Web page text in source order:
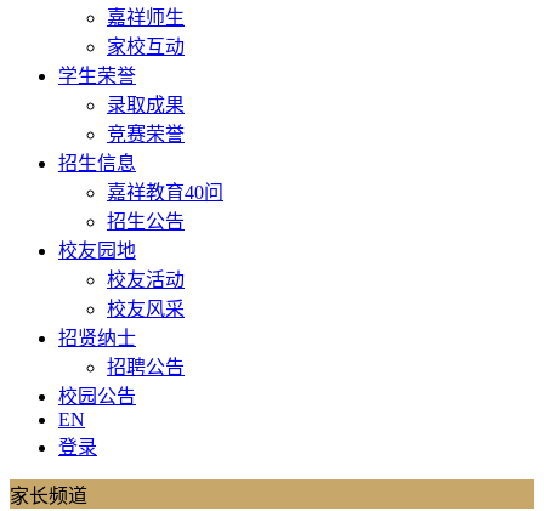
嘉祥师生
家校互动
学生荣誉
录取成果
竞赛荣誉
招生信息
嘉祥教育40问
招生公告
校友园地
校友活动
校友风采
招贤纳士
招聘公告
校园公告
EN
登录
家长频道